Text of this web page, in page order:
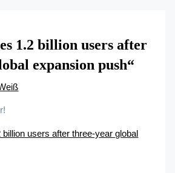
1.2 billion users after
expansion push“
users after three-year global